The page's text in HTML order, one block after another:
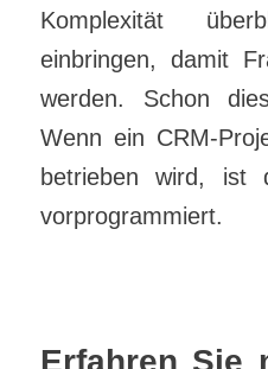
Komplexität
einbringen, damit
werden. Schon
Wenn ein CRM-
betrieben wird, ist
vorprogrammiert.